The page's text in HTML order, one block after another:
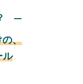
の、
ル